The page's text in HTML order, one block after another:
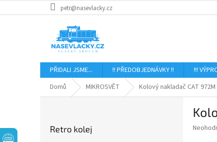
na
petr@nasevlacky.cz
PŘIDALI JSME... !! PŘEDOBJEDNÁVKY !! !!!
Domů
MIKROSVĚT Kolový nakladač CAT 972M
Retro kolej